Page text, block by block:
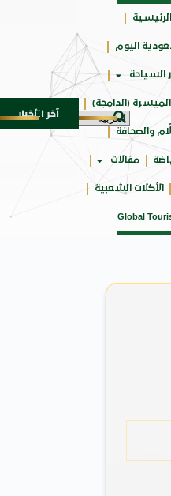
الرئيسية
اليوم
السياحة
(الدامجة)
والصحافة
مقالات
الأكلات الشعبية
Global
آخر الأخبار
أمير الباحة وتشريف السديس .. “بر